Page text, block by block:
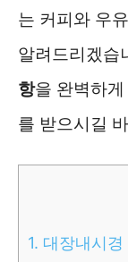
는 커피와 우
알려드리겠습
항을 완벽하
를 받으시길
1. 대장내시